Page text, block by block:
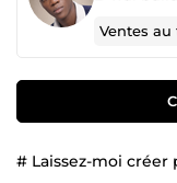
Ventes
# Laissez-moi créer